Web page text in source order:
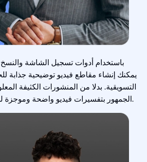
باستخدام أدوات تسجيل الشاشة والنسخ
التسويقية. بدلا من المنشورات الكثيفة
الجمهور بتفسيرات فيديو واضحة وموجزة للمنتجات أو الخدمات.